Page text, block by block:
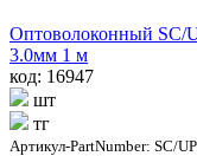
Оптоволоконный SC/
3.0мм 1 м
код: 16947
шт
тг
Артикул-PartNumber: SC/